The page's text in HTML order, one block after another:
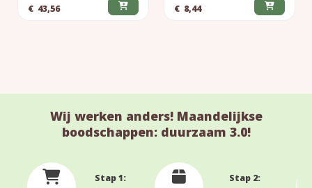
€ 43,56 € 8,44
Wij werken anders! Maandelijkse
boodschappen: duurzaam 3.0!
Stap 1:
Stap 2: